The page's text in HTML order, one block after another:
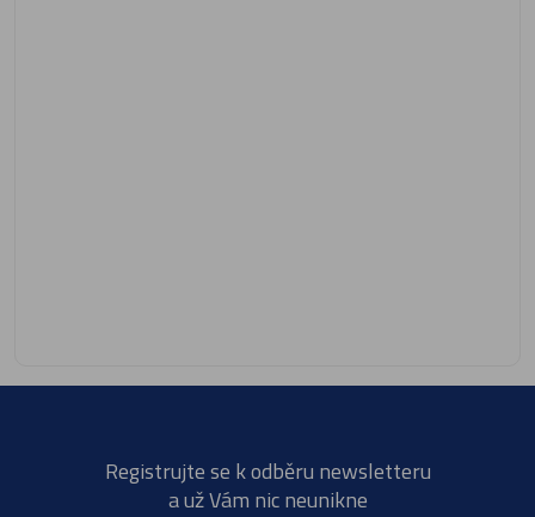
Registrujte se k odběru newsletteru
a už Vám nic neunikne